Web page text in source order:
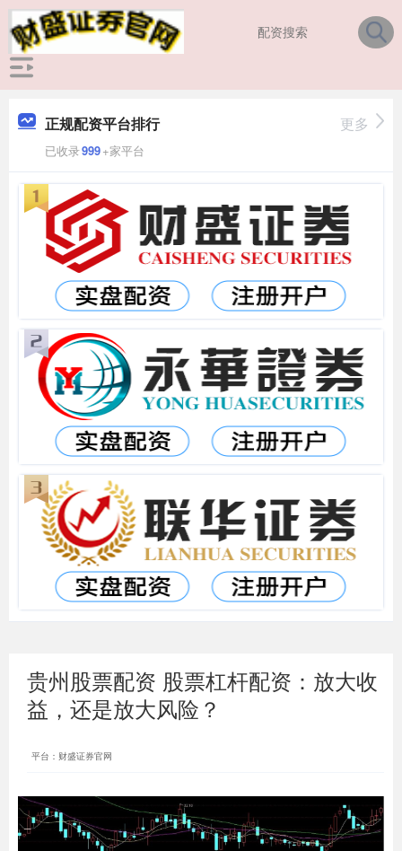
正规配资平台排行
已收录999+家平台
更多
贵州股票配资 股票杠杆配资：放大收
益，还是放大风险？
平台：财盛证券官网